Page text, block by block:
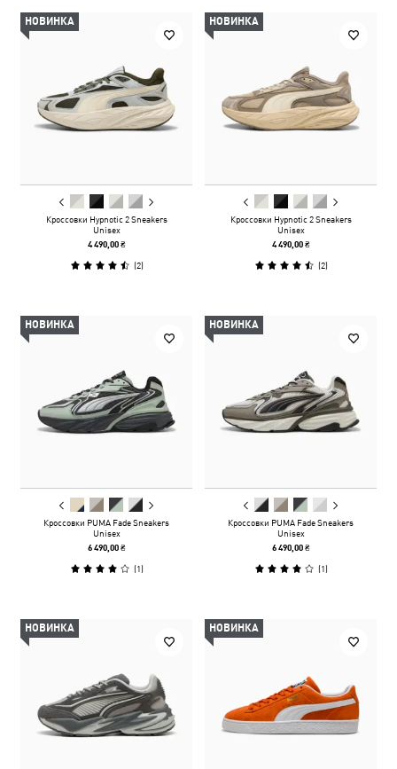
НОВИНКА
Кроссовки Hypnotic 2 Sneakers
Unisex
4 490,00 ₴
(2)
НОВИНКА
Кроссовки Hypnotic 2 Sneakers
Unisex
4 490,00 ₴
(2)
НОВИНКА
Кроссовки PUMA Fade Sneakers
Unisex
6 490,00 ₴
(1)
НОВИНКА
Кроссовки PUMA Fade Sneakers
Unisex
6 490,00 ₴
(1)
НОВИНКА НОВИНКА